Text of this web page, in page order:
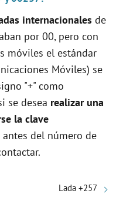
internacionales de
por 00, pero con
móviles el estándar
Móviles) se
"+" como
se desea realizar una
la clave
antes del número de
Lada +257